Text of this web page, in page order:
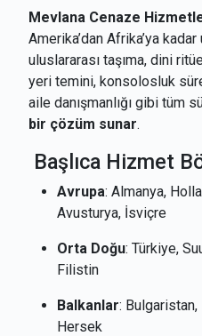
Mevlana Cenaze
Amerika’dan Afrika’ya
uluslararası taşıma, dini
yeri temini, konsolosluk
aile danışmanlığı gibi tüm
bir çözüm sunar.
Başlıca Hizmet
Avrupa: Almanya,
Avusturya, İsviçre
Orta Doğu: Türkiye,
Filistin
Balkanlar:
Hersek